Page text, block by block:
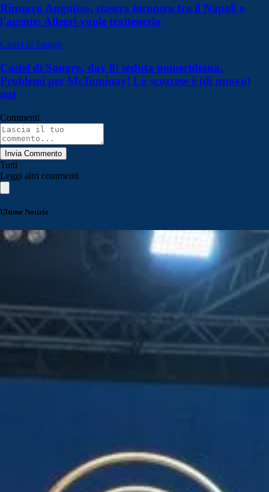
Rinnovo Anguissa, stasera incontro fra il Napoli e
l'agente: Allegri vuole trattenerlo
Castel di Sangro
Castel di Sangro, day 8: seduta pomeridiana.
Problemi per McTominay! Lo scozzese è (di nuovo)
out
Commenti
Invia Commento
Tutti
Leggi altri commenti
Ultime Notizie